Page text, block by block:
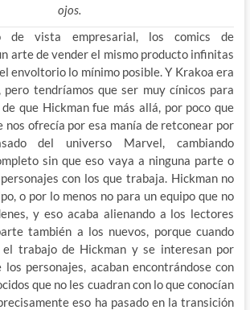
ojos.
de vista empresarial, los comics de
arte de vender el mismo producto infinitas
envoltorio lo mínimo posible. Y Krakoa era
pero tendríamos que ser muy cínicos para
que Hickman fue más allá, por poco que
nos ofrecía por esa manía de retconear por
del universo Marvel, cambiando
sin que eso vaya a ninguna parte o
con los que trabaja. Hickman no
o por lo menos no para un equipo que no
y eso acaba alienando a los lectores
también a los nuevos, porque cuando
trabajo de Hickman y se interesan por
personajes, acaban encontrándose con
que no les cuadran con lo que conocían
eso ha pasado en la transición